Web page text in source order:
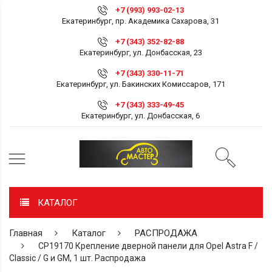
+7 (993) 993-02-13
Екатеринбург, пр. Академика Сахарова, 31
+7 (343) 352-82-88
Екатеринбург, ул. Донбасская, 23
+7 (343) 330-11-71
Екатеринбург, ул. Бакинских Комиссаров, 171
+7 (343) 333-49-45
Екатеринбург, ул. Донбасская, 6
КАТАЛОГ
Главная Каталог РАСПРОДАЖА
СР19170 Крепление дверной панели для Opel Astra F /
Classic / G и GM, 1 шт. Распродажа